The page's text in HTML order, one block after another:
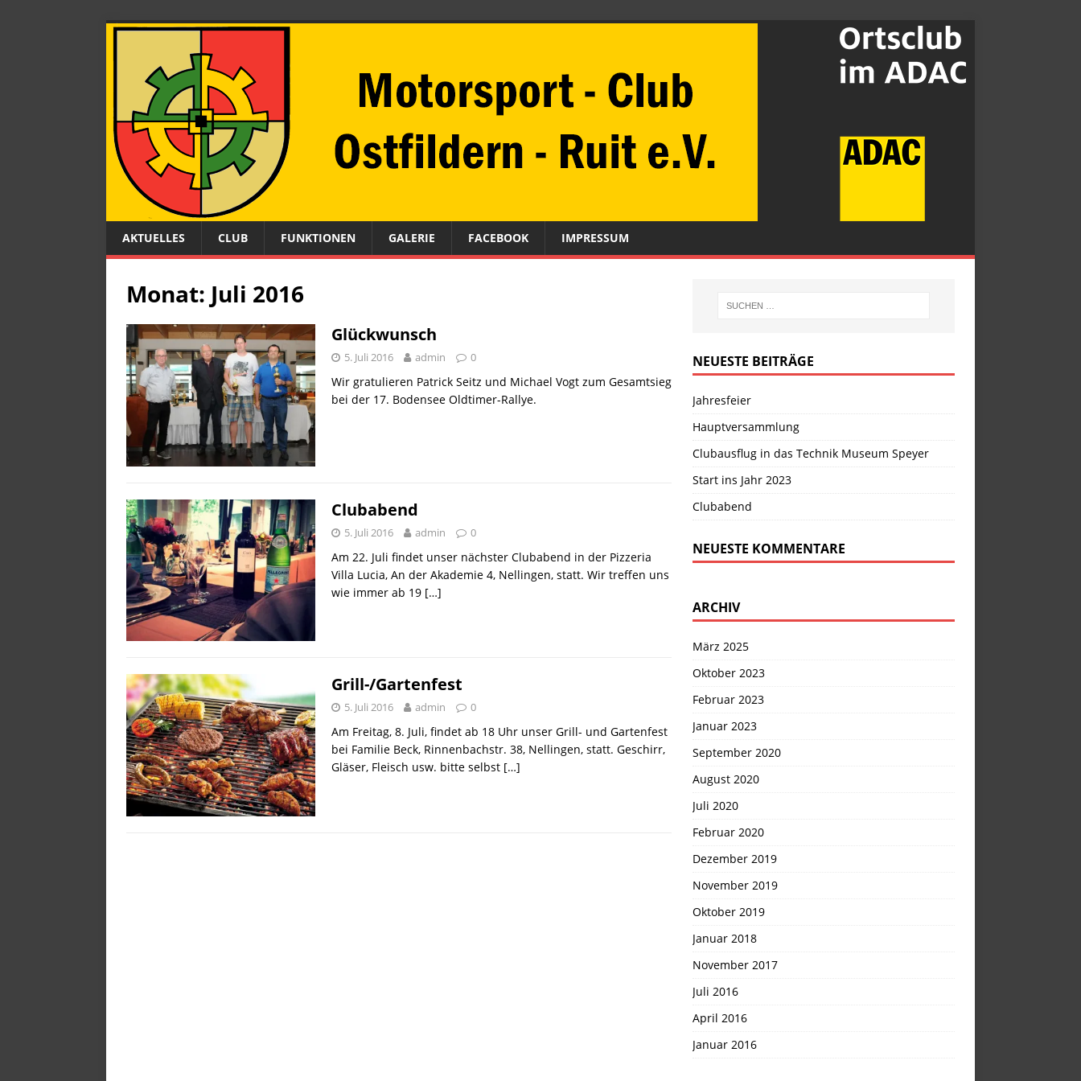
AKTUELLES CLUB FUNKTIONEN GALERIE FACEBOOK IMPRESSUM
Monat: Juli 2016
Glückwunsch
5. Juli 2016 admin 0
Wir gratulieren Patrick Seitz und Michael Vogt zum Gesamtsieg
bei der 17. Bodensee Oldtimer-Rallye.
Clubabend
5. Juli 2016 admin 0
Am 22. Juli findet unser nächster Clubabend in der Pizzeria
Villa Lucia, An der Akademie 4, Nellingen, statt. Wir treffen uns
wie immer ab 19 […]
Grill-/Gartenfest
5. Juli 2016 admin 0
Am Freitag, 8. Juli, findet ab 18 Uhr unser Grill- und Gartenfest
bei Familie Beck, Rinnenbachstr. 38, Nellingen, statt. Geschirr,
Gläser, Fleisch usw. bitte selbst […]
NEUESTE BEITRÄGE
Jahresfeier
Hauptversammlung
Clubausflug in das Technik Museum Speyer
Start ins Jahr 2023
Clubabend
NEUESTE KOMMENTARE
ARCHIV
März 2025
Oktober 2023
Februar 2023
Januar 2023
September 2020
August 2020
Juli 2020
Februar 2020
Dezember 2019
November 2019
Oktober 2019
Januar 2018
November 2017
Juli 2016
April 2016
Januar 2016